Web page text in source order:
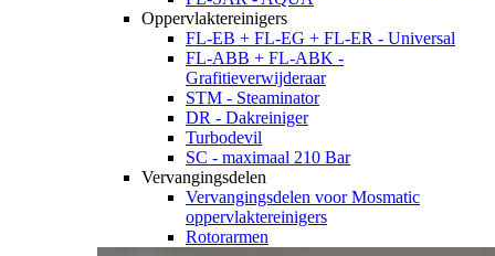
Oppervlaktereinigers
FL-EB + FL-EG + FL-ER - Universal
FL-ABB + FL-ABK -
Grafitieverwijderaar
STM - Steaminator
DR - Dakreiniger
Turbodevil
SC - maximaal 210 Bar
Vervangingsdelen
Vervangingsdelen voor Mosmatic
oppervlaktereinigers
Rotorarmen